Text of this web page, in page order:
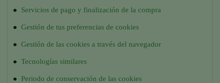
● Servicios de pago y finalización de la compra
● Gestión de tus preferencias de cookies
● Gestión de las cookies a través del navegador
● Tecnologías similares
● Periodo de conservación de las cookies